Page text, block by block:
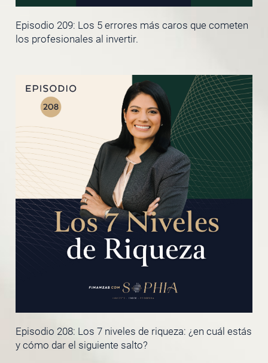
Episodio 209: Los 5 errores más caros que cometen
los profesionales al invertir.
Episodio 208: Los 7 niveles de riqueza: ¿en cuál estás
y cómo dar el siguiente salto?